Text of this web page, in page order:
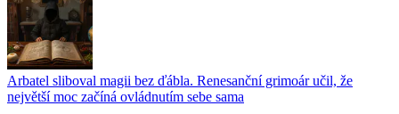
Arbatel sliboval magii bez ďábla. Renesanční grimoár učil, že
největší moc začíná ovládnutím sebe sama